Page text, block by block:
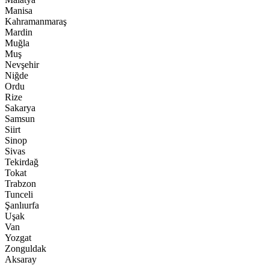
Manisa
Kahramanmaraş
Mardin
Muğla
Muş
Nevşehir
Niğde
Ordu
Rize
Sakarya
Samsun
Siirt
Sinop
Sivas
Tekirdağ
Tokat
Trabzon
Tunceli
Şanlıurfa
Uşak
Van
Yozgat
Zonguldak
Aksaray